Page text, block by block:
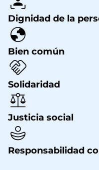
Dignidad de la
Bien común
Solidaridad
Justicia social
Responsabilidad